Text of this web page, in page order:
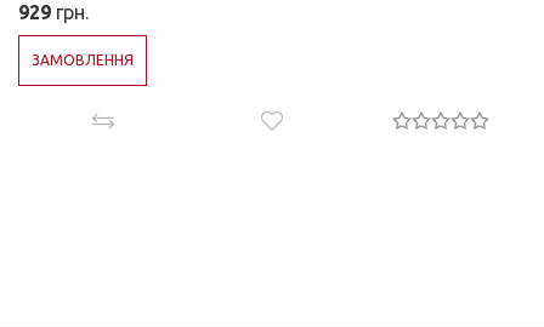
929 грн.
ЗАМОВЛЕННЯ